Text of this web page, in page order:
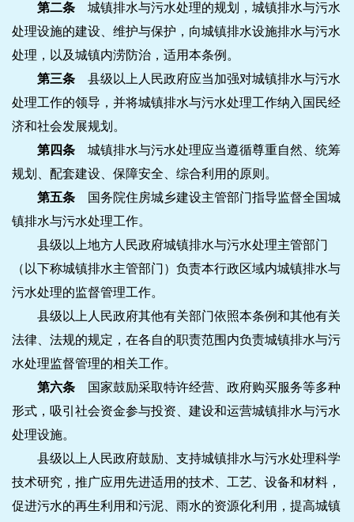
第二条 城镇排水与污水处理的规划，城镇排水与污水
处理设施的建设、维护与保护，向城镇排水设施排水与污水
处理，以及城镇内涝防治，适用本条例。
第三条 县级以上人民政府应当加强对城镇排水与污水
处理工作的领导，并将城镇排水与污水处理工作纳入国民经
济和社会发展规划。
第四条 城镇排水与污水处理应当遵循尊重自然、统筹
规划、配套建设、保障安全、综合利用的原则。
第五条 国务院住房城乡建设主管部门指导监督全国城
镇排水与污水处理工作。
县级以上地方人民政府城镇排水与污水处理主管部门
（以下称城镇排水主管部门）负责本行政区域内城镇排水与
污水处理的监督管理工作。
县级以上人民政府其他有关部门依照本条例和其他有关
法律、法规的规定，在各自的职责范围内负责城镇排水与污
水处理监督管理的相关工作。
第六条 国家鼓励采取特许经营、政府购买服务等多种
形式，吸引社会资金参与投资、建设和运营城镇排水与污水
处理设施。
县级以上人民政府鼓励、支持城镇排水与污水处理科学
技术研究，推广应用先进适用的技术、工艺、设备和材料，
促进污水的再生利用和污泥、雨水的资源化利用，提高城镇